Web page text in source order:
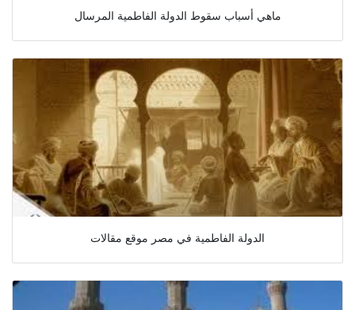
ماهي أسباب سقوط الدولة الفاطمية المرسال
الدولة الفاطمية في مصر موقع مقالات